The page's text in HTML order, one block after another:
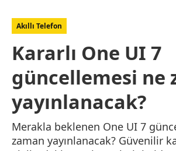
Akıllı Telefon
Kararlı One UI 7
güncellemesi ne
yayınlanacak?
Merakla beklenen One UI 7
zaman yayınlanacak? Güvenilir